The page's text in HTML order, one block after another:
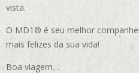
vista.
O MD1® é seu melhor
mais felizes da sua vida!
Boa viagem…